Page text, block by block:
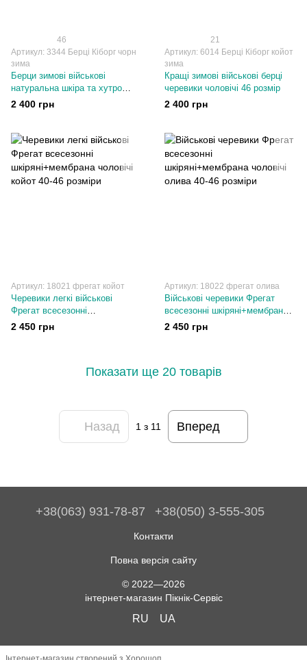
46
Артикул: 3344 Берці Кіборг чорн
зима
Берци зимові військові
натуральна шкіра та хутро
чоловічі 45 розмір
2 400 грн
21
Артикул: 6014 Берці Кіборг койот
зима
Кращі зимові військові берці
черевики чоловічі 46 розмір
2 400 грн
Артикул: 18021 фрегат койот
Черевики легкі військові
Фрегат всесезонні
шкіряні+мембрана чоловічі
койот 40-46 розміри
2 450 грн
Артикул: 18022 фрегат олива
Військові черевики Фрегат
всесезонні шкіряні+мембрана
чоловічі олива 40-46 розміри
2 450 грн
Показати ще 20 товарів
Назад 1 з 11 Вперед
+38(063) 931-78-87 +38(050) 3-555-305
Контакти
Повна версія сайту
© 2022—2026
інтернет-магазин Пікнік-Сервіс
RU UA